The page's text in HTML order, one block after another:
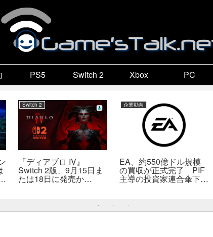
PS5 Switch 2 Xbox PC
Switch 2
『ディアブロ IV』
Switch 2版、9月15日ま
たは18日に発売か
企業動向
EA、約550億ドル規模
の買収が正式完了 PIF
主導の投資家連合傘下で